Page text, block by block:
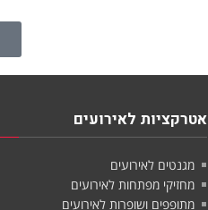
אטרקציות לאירועים
מגנטים לאירועים
מחזיקי מפתחות לאירועים
מתופפים ושופרות לאירועים